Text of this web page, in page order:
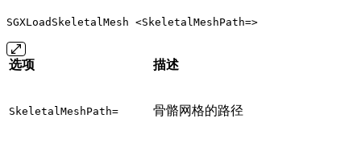
SGXLoadSkeletalMesh <SkeletalMeshPath=>
选项 描述
SkeletalMeshPath= 骨骼网格的路径